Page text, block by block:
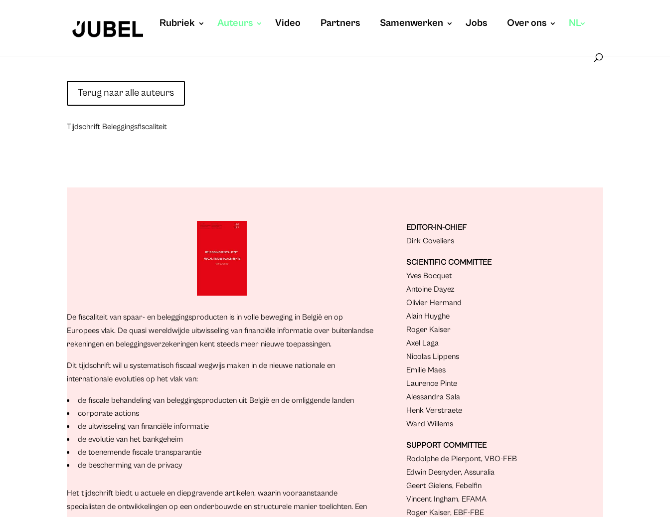
Rubriek Auteurs Video Partners Samenwerken Jobs Over ons NL
Terug naar alle auteurs
Tijdschrift Beleggingsfiscaliteit
De fiscaliteit van spaar- en beleggingsproducten is in volle beweging in België en op
Europees vlak. De quasi wereldwijde uitwisseling van financiële informatie over buitenlandse
rekeningen en beleggingsverzekeringen kent steeds meer nieuwe toepassingen.
Dit tijdschrift wil u systematisch fiscaal wegwijs maken in de nieuwe nationale en
internationale evoluties op het vlak van:
de fiscale behandeling van beleggingsproducten uit België en de omliggende landen
corporate actions
de uitwisseling van financiële informatie
de evolutie van het bankgeheim
de toenemende fiscale transparantie
de bescherming van de privacy
Het tijdschrift biedt u actuele en diepgravende artikelen, waarin vooraanstaande
specialisten de ontwikkelingen op een onderbouwde en structurele manier toelichten. Een
EDITOR-IN-CHIEF
Dirk Coveliers
SCIENTIFIC COMMITTEE
Yves Bocquet
Antoine Dayez
Olivier Hermand
Alain Huyghe
Roger Kaiser
Axel Laga
Nicolas Lippens
Emilie Maes
Laurence Pinte
Alessandra Sala
Henk Verstraete
Ward Willems
SUPPORT COMMITTEE
Rodolphe de Pierpont, VBO-FEB
Edwin Desnyder, Assuralia
Geert Gielens, Febelfin
Vincent Ingham, EFAMA
Roger Kaiser, EBF-FBE